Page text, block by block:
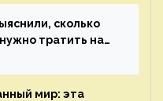
сколько
тратить на
новости экологии
мир: эта